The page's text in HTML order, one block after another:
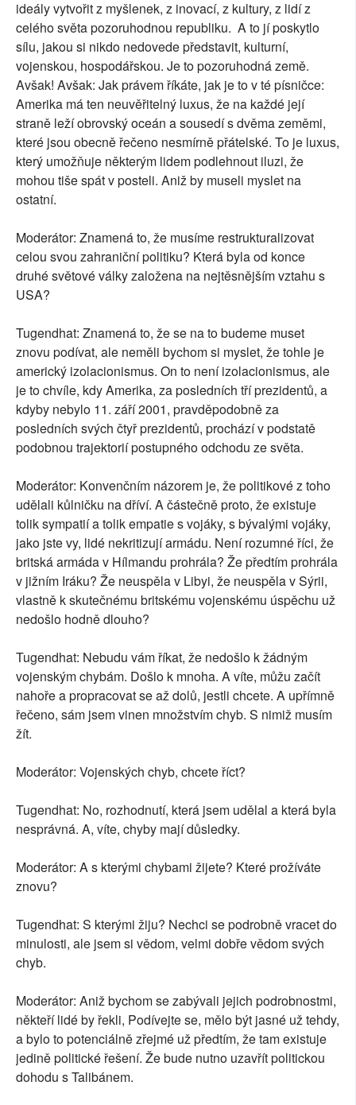
ideály vytvořit z myšlenek, z inovací, z kultury, z lidí z
celého světa pozoruhodnou republiku. A to jí poskytlo
sílu, jakou si nikdo nedovede představit, kulturní,
vojenskou, hospodářskou. Je to pozoruhodná země.
Avšak! Avšak: Jak právem říkáte, jak je to v té písničce:
Amerika má ten neuvěřitelný luxus, že na každé její
straně leží obrovský oceán a sousedí s dvěma zeměmi,
které jsou obecně řečeno nesmírně přátelské. To je luxus,
který umožňuje některým lidem podlehnout iluzi, že
mohou tiše spát v posteli. Aniž by museli myslet na
ostatní.
Moderátor: Znamená to, že musíme restrukturalizovat
celou svou zahraniční politiku? Která byla od konce
druhé světové války založena na nejtěsnějším vztahu s
USA?
Tugendhat: Znamená to, že se na to budeme muset
znovu podívat, ale neměli bychom si myslet, že tohle je
americký izolacionismus. On to není izolacionismus, ale
je to chvíle, kdy Amerika, za posledních tří prezidentů, a
kdyby nebylo 11. září 2001, pravděpodobně za
posledních svých čtyř prezidentů, prochází v podstatě
podobnou trajektorií postupného odchodu ze světa.
Moderátor: Konvenčním názorem je, že politikové z toho
udělali kůlničku na dříví. A částečně proto, že existuje
tolik sympatií a tolik empatie s vojáky, s bývalými vojáky,
jako jste vy, lidé nekritizují armádu. Není rozumné říci, že
britská armáda v Hílmandu prohrála? Že předtím prohrála
v jižním Iráku? Že neuspěla v Libyi, že neuspěla v Sýrii,
vlastně k skutečnému britskému vojenskému úspěchu už
nedošlo hodně dlouho?
Tugendhat: Nebudu vám říkat, že nedošlo k žádným
vojenským chybám. Došlo k mnoha. A víte, můžu začít
nahoře a propracovat se až dolů, jestli chcete. A upřímně
řečeno, sám jsem vinen množstvím chyb. S nimiž musím
žít.
Moderátor: Vojenských chyb, chcete říct?
Tugendhat: No, rozhodnutí, která jsem udělal a která byla
nesprávná. A, víte, chyby mají důsledky.
Moderátor: A s kterými chybami žijete? Které prožíváte
znovu?
Tugendhat: S kterými žiju? Nechci se podrobně vracet do
minulosti, ale jsem si vědom, velmi dobře vědom svých
chyb.
Moderátor: Aniž bychom se zabývali jejich podrobnostmi,
někteří lidé by řekli, Podívejte se, mělo být jasné už tehdy,
a bylo to potenciálně zřejmé už předtím, že tam existuje
jedině politické řešení. Že bude nutno uzavřít politickou
dohodu s Talibánem.